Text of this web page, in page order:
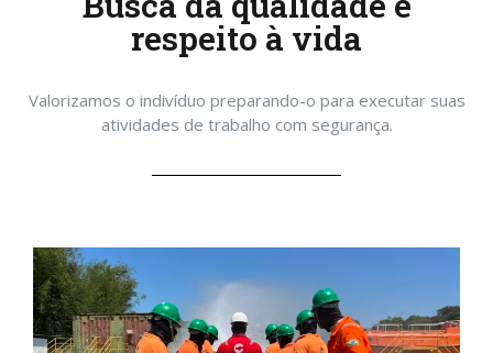
respeito à vida
Valorizamos o indivíduo preparando-o para executar suas
atividades de trabalho com segurança.